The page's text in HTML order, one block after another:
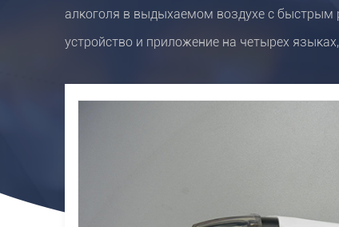
алкоголя в выдыхаемом воздухе с быстрым
устройство и приложение на четырех